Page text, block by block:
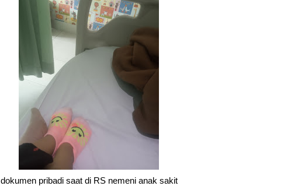
dokumen pribadi saat di RS nemeni anak sakit